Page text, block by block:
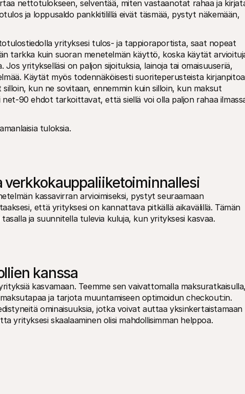
nettotulokseen, selventää, miten vastaanotat rahaa ja
ja loppusaldo pankkitilillä eivät täsmää, pystyt näkemään,
yrityksesi tulos- ja tappioraportista, saat nopeat
tarkka kuin suoran menetelmän käyttö, koska käytät
yritykselläsi on paljon sijoituksia, lainoja tai omaisuuseriä,
Käytät myös todennäköisesti suoriteperusteista
kun ne sovitaan, ennemmin kuin silloin, kun maksut
90 ehdot tarkoittavat, että siellä voi olla paljon rahaa
tuloksia.
kassavirran arvioimiseksi, pystyt seuraamaan
että yrityksesi on kannattava pitkällä aikavälillä. Tämän
ja suunnitella tulevia kuluja, kun yrityksesi kasvaa.
kanssa
kasvamaan. Teemme sen vaivattomalla
ja tarjota muuntamiseen optimoidun checkout:in.
ominaisuuksia, jotka voivat auttaa yksinkertaistamaan
yrityksesi skaalaaminen olisi mahdollisimman helppoa.